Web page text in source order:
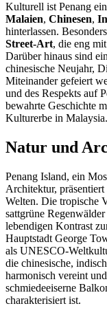
Kulturell ist Penang
Malaien, Chinesen,
hinterlassen.
Street-Art, die eng
Darüber hinaus sind
chinesische Neujahr,
Miteinander gefeiert
und des Respekts auf
bewahrte Geschichte
Kulturerbe in Malaysia.
Natur und
Penang Island, ein
Architektur,
Welten. Die tropische
sattgrüne
lebendigen Kontrast
Hauptstadt George
als UNESCO-
die chinesische,
harmonisch vereint
schmiedeeiserne
charakterisiert ist.